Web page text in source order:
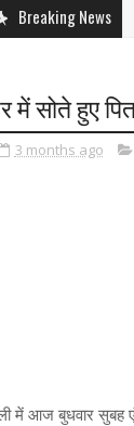
Breaking News
में सोते हुए
3 months ago
में आज बुधवार सुबह